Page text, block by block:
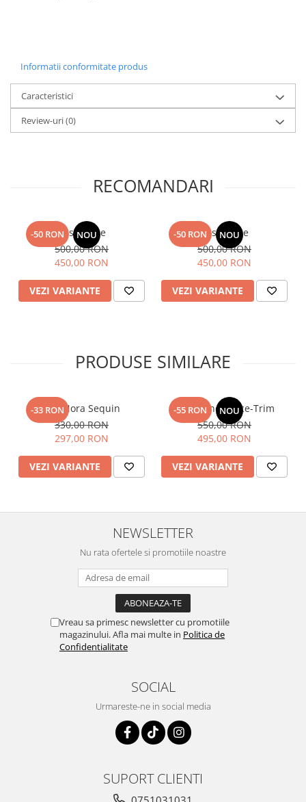
Informatii conformitate produs
Caracteristici
Review-uri(0)
RECOMANDARI
-50 RON NOU
Fusta Lace
500,00 RON
450,00 RON
VEZI VARIANTE
-50 RON NOU
Fusta Lace
500,00 RON
450,00 RON
VEZI VARIANTE
PRODUSE SIMILARE
-33 RONTop Nora Sequin
330,00 RON
297,00 RON
VEZI VARIANTE
-55 RON NOU
Fusta Linen Lace-Trim
550,00 RON
495,00 RON
VEZI VARIANTE
NEWSLETTER
Nu rata ofertele si promotiile noastre
Vreau sa primesc newsletter cu promotiile
magazinului. Afla mai multe in Politica de
Confidentialitate
SOCIAL
Urmareste-ne in social media
SUPORT CLIENTI